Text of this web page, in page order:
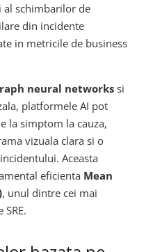
schimbarilor de
din incidente
in metricile de business
neural networks si
platformele AI pot
la simptom la cauza,
vizuala clara si o
Aceasta
eficienta Mean
, unul dintre cei mai